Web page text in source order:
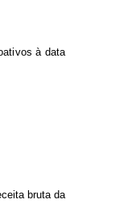
ivos à data
bruta da